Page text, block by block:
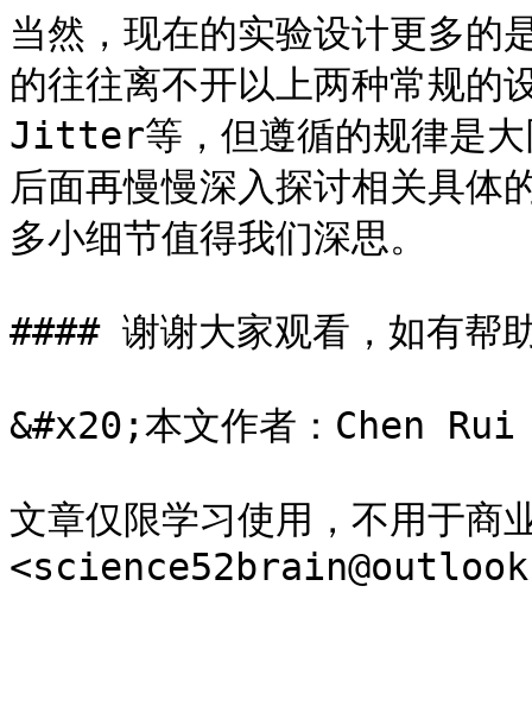
当然，现在的实验设计更多的
的往往离不开以上两种常规的
Jitter等，但遵循的规律是大
后面再慢慢深入探讨相关具体
多小细节值得我们深思。
#### 谢谢大家观看，如有帮
&#x20;本文作者：Chen Rui
文章仅限学习使用，不用于商